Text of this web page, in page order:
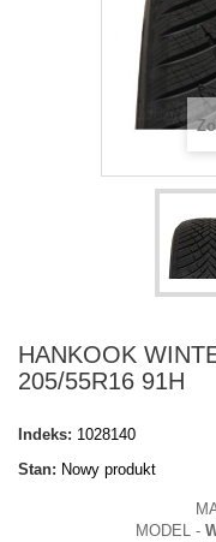
HANKOOK
205/55R16 91H
Indeks: 1028140
Stan: Nowy produkt
MODEL -